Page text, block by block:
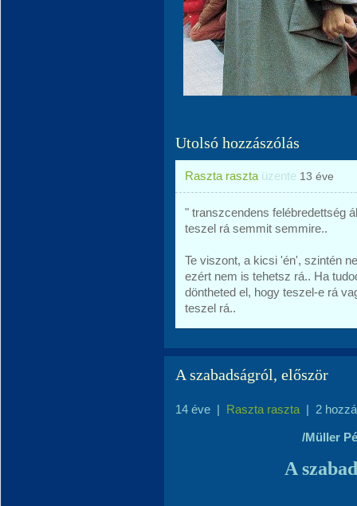
Utolsó hozzászólás
Raszta raszta üzente 13 éve
" transzcendens felébredettség
teszel rá semmit semmire..
Te viszont, a kicsi 'én', szintén
ezért nem is tehetsz rá.. Ha
döntheted el, hogy teszel-e rá
teszel rá..
A szabadságról, először
14 éve | Raszta raszta | 2
/Müller
A